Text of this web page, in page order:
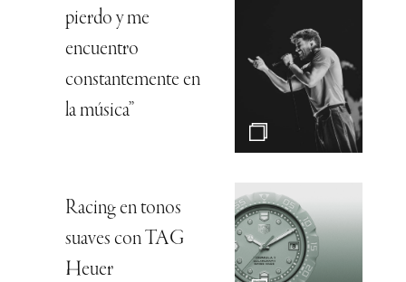
pierdo y me
encuentro
constantemente en
la música”
Racing en tonos
suaves con TAG
Heuer